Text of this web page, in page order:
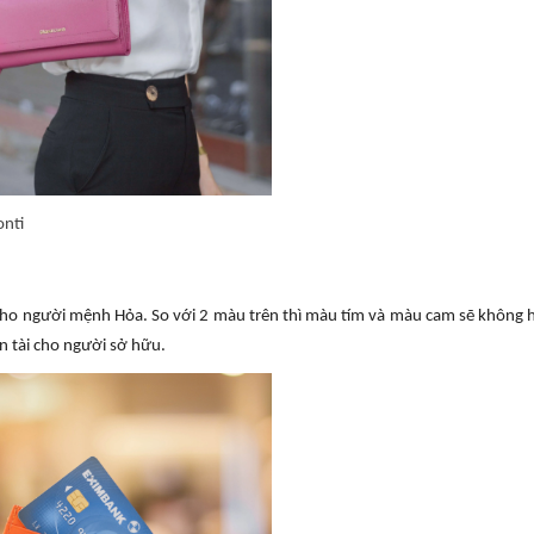
người mệnh Hỏa. So với 2 màu trên thì màu tím và màu cam sẽ không
tài cho người sở hữu.